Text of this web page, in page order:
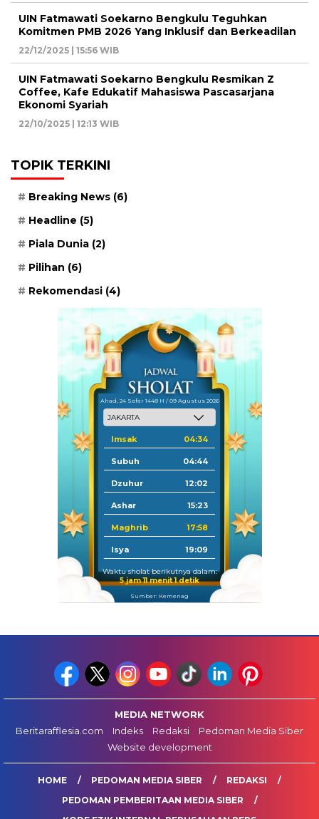
UIN Fatmawati Soekarno Bengkulu Teguhkan
Komitmen PMB 2026 Yang Inklusif dan Berkeadilan
22/12/2025 | 15:56 WIB
UIN Fatmawati Soekarno Bengkulu Resmikan Z
Coffee, Kafe Edukatif Mahasiswa Pascasarjana
Ekonomi Syariah
22/10/2025 | 12:13 WIB
TOPIK TERKINI
Breaking News (6)
Headline (5)
Piala Dunia (2)
Pilihan (6)
Rekomendasi (4)
Ahad, 24 Safar 1448 H / 09 Agustus 2026
Imsak 04:34
Subuh 04:44
Dzuhur 12:02
Ashar 15:23
Maghrib 17:58
Isya 19:09
Waktu sholat berikutnya dalam:
5 jam 11 menit 0 detik
Sumber: Kemenag
MEDIA NETWORK
Beritarafflesia.com
Indeks Redaksi
Pedoman Media Siber
Website development
HOME PEDOMAN MEDIA SIBER
REDAKSI
PEDOMAN PEMBERITAAN MEDIA SIBER